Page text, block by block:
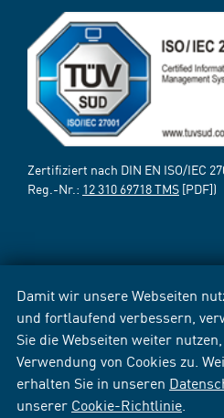
Damit wir unsere Webseiten
und fortlaufend verbessern,
Sie die Webseiten weiter
Verwendung von Cookies zu.
erhalten Sie in unseren
unserer Cookie-Richtlinie
Zertifiziert nach DIN EN ISO/IEC
Reg.-Nr.: 12 310 69718 TMS [PDF])